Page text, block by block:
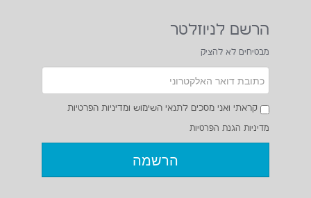
הרשם לניוזלטר
מבטיחים לא להציק
קראתי ואני מסכים לתנאי השימוש ומדיניות הפרטיות
מדיניות הגנת הפרטיות